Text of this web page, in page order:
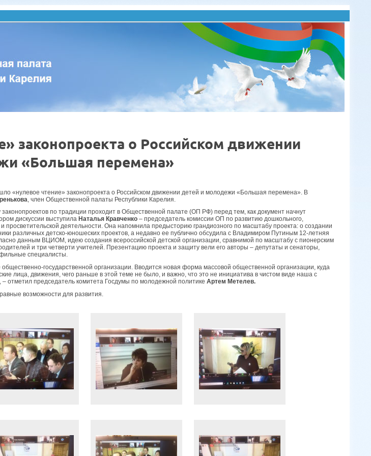
законопроекта о Российском движении
«Большая перемена»
«нулевое чтение» законопроекта о Российском движении детей и молодежи «Большая перемена». В
, член Общественной палаты Республики Карелия.
по традиции проходит в Общественной палате (ОП РФ) перед тем, как документ начнут
дискуссии выступила Наталья Кравченко – председатель комиссии ОП по развитию дошкольного,
просветительской деятельности. Она напомнила предысторию грандиозного по масштабу проекта: о создании
различных детско-юношеских проектов, а недавно ее публично обсудила с Владимиром Путиным 12-летняя
данным ВЦИОМ, идею создания всероссийской детской организации, сравнимой по масштабу с пионерским
и три четверти учителей. Презентацию проекта и защиту вели его авторы – депутаты и сенаторы,
и профильные специалисты.
государственной организации. Вводится новая форма массовой общественной организации, куда
лица, движения, чего раньше в этой теме не было, и важно, что это не инициатива в чистом виде наша с
– отметил председатель комитета Госдумы по молодежной политике Артем Метелев.
возможности для развития.